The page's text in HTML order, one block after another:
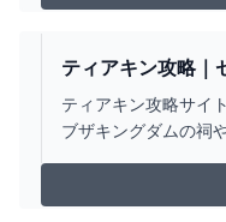
ティアキン攻略｜
キングダム｜ゲー
ティアキン攻略サイ
ブザキングダムの祠
トーリー攻略順やボ
ています。